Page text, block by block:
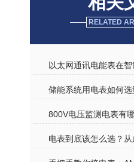
RELATED
以太网通讯电能表在
储能系统用电表如何选
800V电压监测电表有